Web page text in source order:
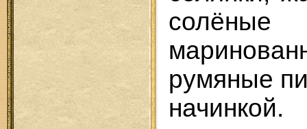
румяные
начинкой.